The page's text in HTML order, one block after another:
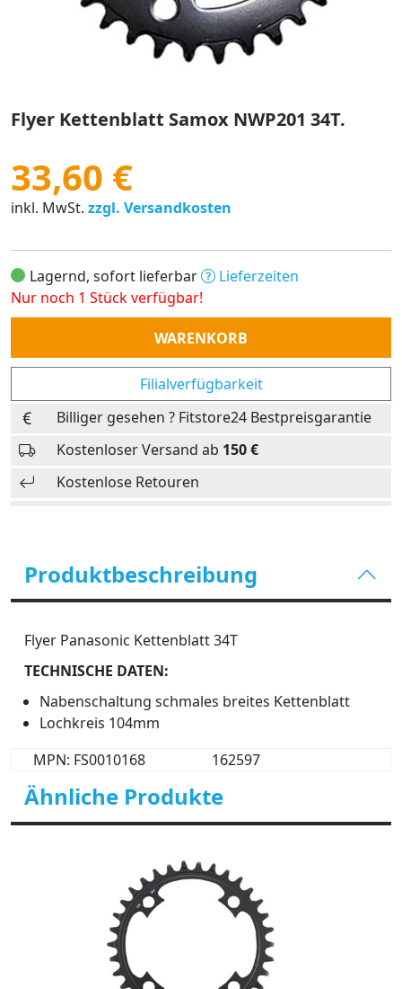
Flyer Kettenblatt Samox NWP201 34T.
33,60 €
inkl. MwSt. zzgl. Versandkosten
Lagernd, sofort lieferbar
Lieferzeiten
Nur noch 1 Stück verfügbar!
Anzahl
WARENKORB
Filialverfügbarkeit
Billiger gesehen ? Fitstore24 Bestpreisgarantie
Kostenloser Versand ab 150 €
Kostenlose Retouren
Produktbeschreibung
Flyer Panasonic Kettenblatt 34T
TECHNISCHE DATEN:
Nabenschaltung schmales breites Kettenblatt
Lochkreis 104mm
MPN: FS0010168
162597
Ähnliche Produkte